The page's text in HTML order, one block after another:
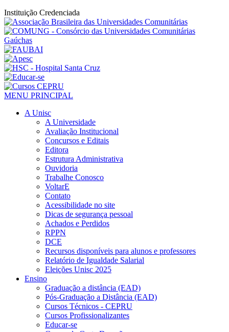
Instituição Credenciada
MENU PRINCIPAL
A Unisc
A Universidade
Avaliação Institucional
Concursos e Editais
Editora
Estrutura Administrativa
Ouvidoria
Trabalhe Conosco
VoltarE
Contato
Acessibilidade no site
Dicas de segurança pessoal
Achados e Perdidos
RPPN
DCE
Recursos disponíveis para alunos e professores
Relatório de Igualdade Salarial
Eleições Unisc 2025
Ensino
Graduação a distância (EAD)
Pós-Graduação a Distância (EAD)
Cursos Técnicos - CEPRU
Cursos Profissionalizantes
Educar-se